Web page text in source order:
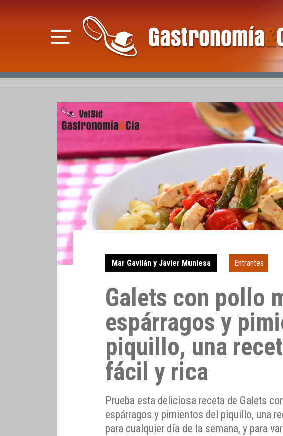
Mar Gavilán y Javier Muniesa Entrantes
Galets con pollo
espárragos y
piquillo, una
fácil y rica
Prueba esta deliciosa receta de Galets
espárragos y pimientos del piquillo, una
para cualquier día de la semana, y para